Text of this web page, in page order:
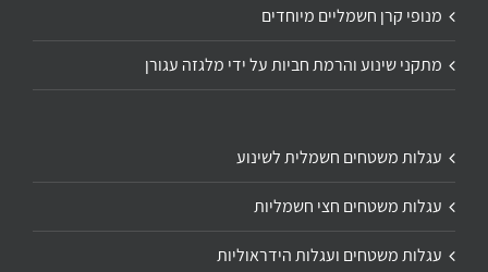
מנופי קרן חשמליים מיוחדים
מתקני שינוע והרמת חביות על ידי מלגזה עגורן
עגלות משטחים חשמלית לשינוע
עגלות משטחים חצי חשמליות
עגלות משטחים ועגלות הידראוליות